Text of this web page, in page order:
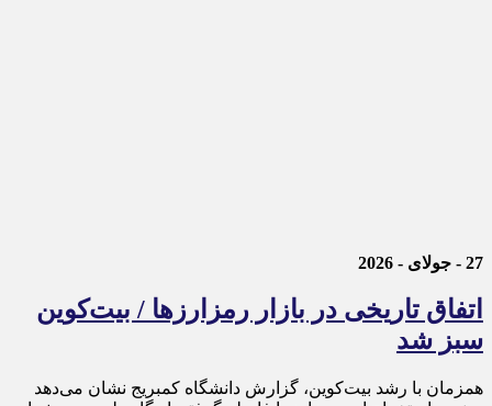
27 - جولای - 2026
اتفاق تاریخی در بازار رمزارزها / بیت‌کوین
سبز شد
همزمان با رشد بیت‌کوین، گزارش دانشگاه کمبریج نشان می‌دهد